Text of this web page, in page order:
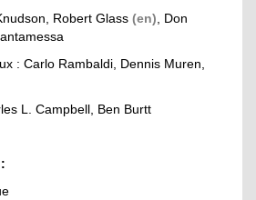
Robert Glass (en), Don
: Carlo Rambaldi, Dennis Muren,
L. Campbell, Ben Burtt